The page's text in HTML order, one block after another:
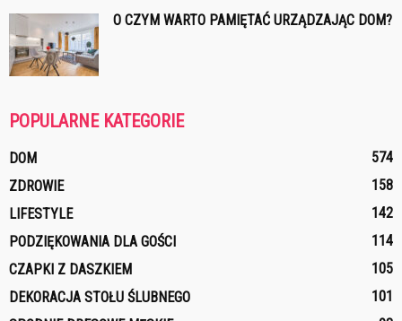
O CZYM WARTO PAMIĘTAĆ URZĄDZAJĄC DOM?
POPULARNE KATEGORIE
DOM
574
ZDROWIE
158
LIFESTYLE
142
PODZIĘKOWANIA DLA GOŚCI
114
CZAPKI Z DASZKIEM
105
DEKORACJA STOŁU ŚLUBNEGO
101